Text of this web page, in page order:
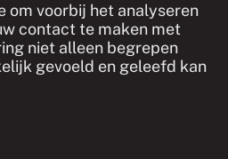
om voorbij het analyseren
contact te maken met
niet alleen begrepen
gevoeld en geleefd kan